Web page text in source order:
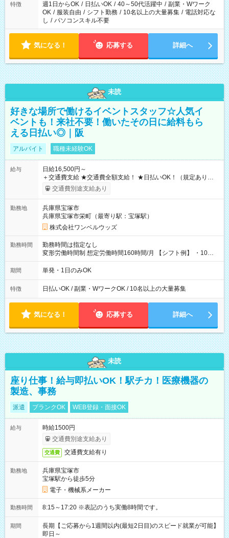
特徴 週1日からOK / 日払いOK / 40～50代活躍中 / 副業・Wワーク
OK / 服装自由 / シフト勤務 / 10名以上の大量募集 / 電話対応な
し / パソコンスキル不要
気になる！ 応募する 詳細へ
未読
好きな場所で働けるイベントスタッフ☆人気イ
ベントも！来社不要！働いたその日に給料もら
える日払い◎｜阪
アルバイト 職種未経験OK
給与
日給16,500円～
＋交通費支給 ★交通費全額支給！ ★日払いOK！（規定あり） ┗
働いたその日に現金GET♪ お仕事後はコンビニATMから 日払
交通費別途支給あり
勤務地
兵庫県宝塚市
兵庫県宝塚市栄町（最寄り駅：宝塚駅）
株式会社ワンベルウッズ
勤務時間
勤務時間は指定なし
変形労働時間制 想定労働時間160時間/月 【シフト例】 ・10：
00～20：00
期間 単発・1日のみOK
特徴 日払いOK / 副業・WワークOK / 10名以上の大量募集
気になる！ 応募する 詳細へ
未読
座り仕事！給与即払いOK！駅チカ！医療機器の
製造、事務
派遣 ブランクOK WEB登録・面接OK
給与
時給1500円
交通費別途支給あり
交通費 交通費支給有り
勤務地
兵庫県宝塚市
宝塚駅から徒歩5分
電子・機械系メーカー
勤務時間 8:15～17:20 ※表記のうち実働8時間です。
期間
長期【ご応募から1週間以内(最短2日目)のスピード就業が可能】
即日～